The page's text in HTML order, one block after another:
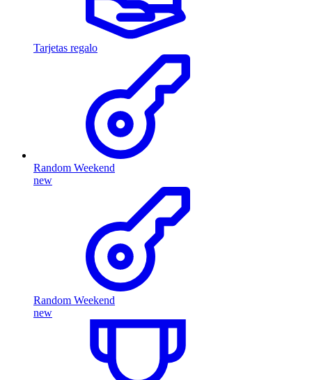
Tarjetas regalo
Random Weekend
new
Random Weekend
new